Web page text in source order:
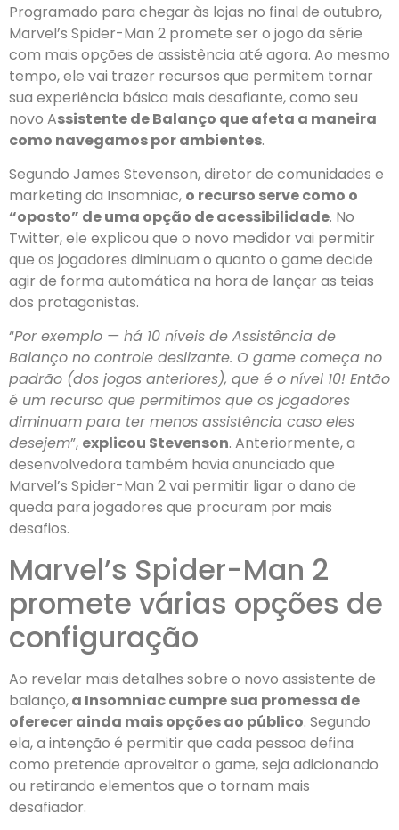
Programado para chegar às lojas no final de outubro,
Marvel’s Spider-Man 2 promete ser o jogo da série
com mais opções de assistência até agora. Ao mesmo
tempo, ele vai trazer recursos que permitem tornar
sua experiência básica mais desafiante, como seu
novo Assistente de Balanço que afeta a maneira
como navegamos por ambientes.
Segundo James Stevenson, diretor de comunidades e
marketing da Insomniac, o recurso serve como o
“oposto” de uma opção de acessibilidade. No
Twitter, ele explicou que o novo medidor vai permitir
que os jogadores diminuam o quanto o game decide
agir de forma automática na hora de lançar as teias
dos protagonistas.
“Por exemplo — há 10 níveis de Assistência de
Balanço no controle deslizante. O game começa no
padrão (dos jogos anteriores), que é o nível 10! Então
é um recurso que permitimos que os jogadores
diminuam para ter menos assistência caso eles
desejem”, explicou Stevenson. Anteriormente, a
desenvolvedora também havia anunciado que
Marvel’s Spider-Man 2 vai permitir ligar o dano de
queda para jogadores que procuram por mais
desafios.
Marvel’s Spider-Man 2
promete várias opções de
configuração
Ao revelar mais detalhes sobre o novo assistente de
balanço,a Insomniac cumpre sua promessa de
oferecer ainda mais opções ao público. Segundo
ela, a intenção é permitir que cada pessoa defina
como pretende aproveitar o game, seja adicionando
ou retirando elementos que o tornam mais
desafiador.